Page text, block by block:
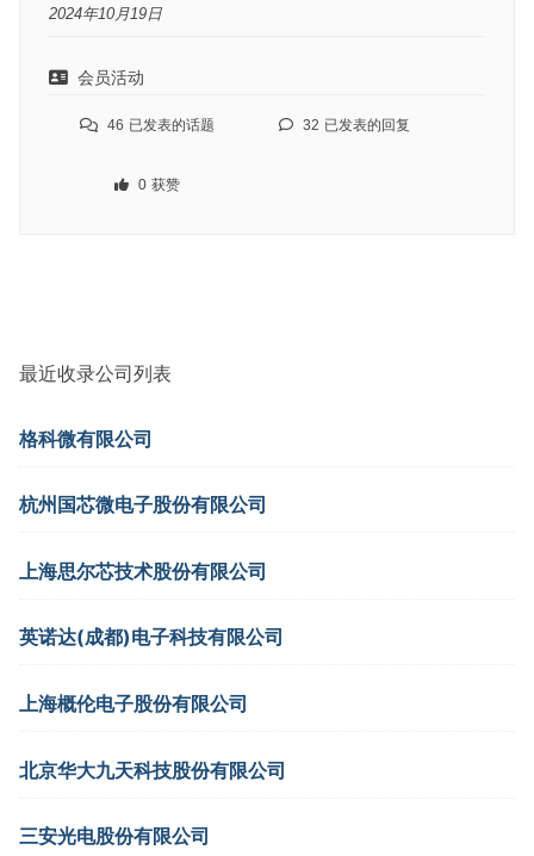
2024年10月19日
会员活动
46 已发表的话题 32 已发表的回复
0 获赞
最近收录公司列表
格科微有限公司
杭州国芯微电子股份有限公司
上海思尔芯技术股份有限公司
英诺达(成都)电子科技有限公司
上海概伦电子股份有限公司
北京华大九天科技股份有限公司
三安光电股份有限公司